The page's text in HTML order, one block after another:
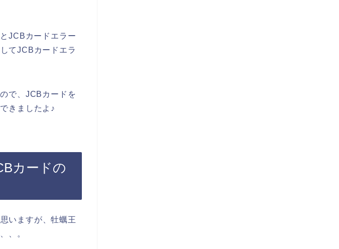
JCBカードエラー
てJCBカードエラ
で、JCBカードを
きましたよ♪
カードの
いますが、牡蠣王
、。